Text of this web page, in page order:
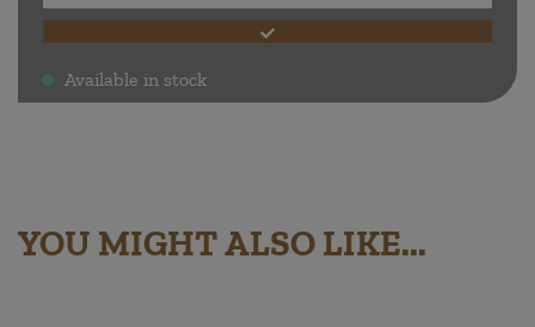
. Available in stock
YOU MIGHT ALSO LIKE...